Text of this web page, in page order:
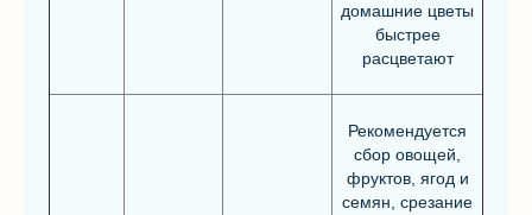
домашние цветы
быстрее
расцветают
Рекомендуется
сбор овощей,
фруктов, ягод и
семян, срезание